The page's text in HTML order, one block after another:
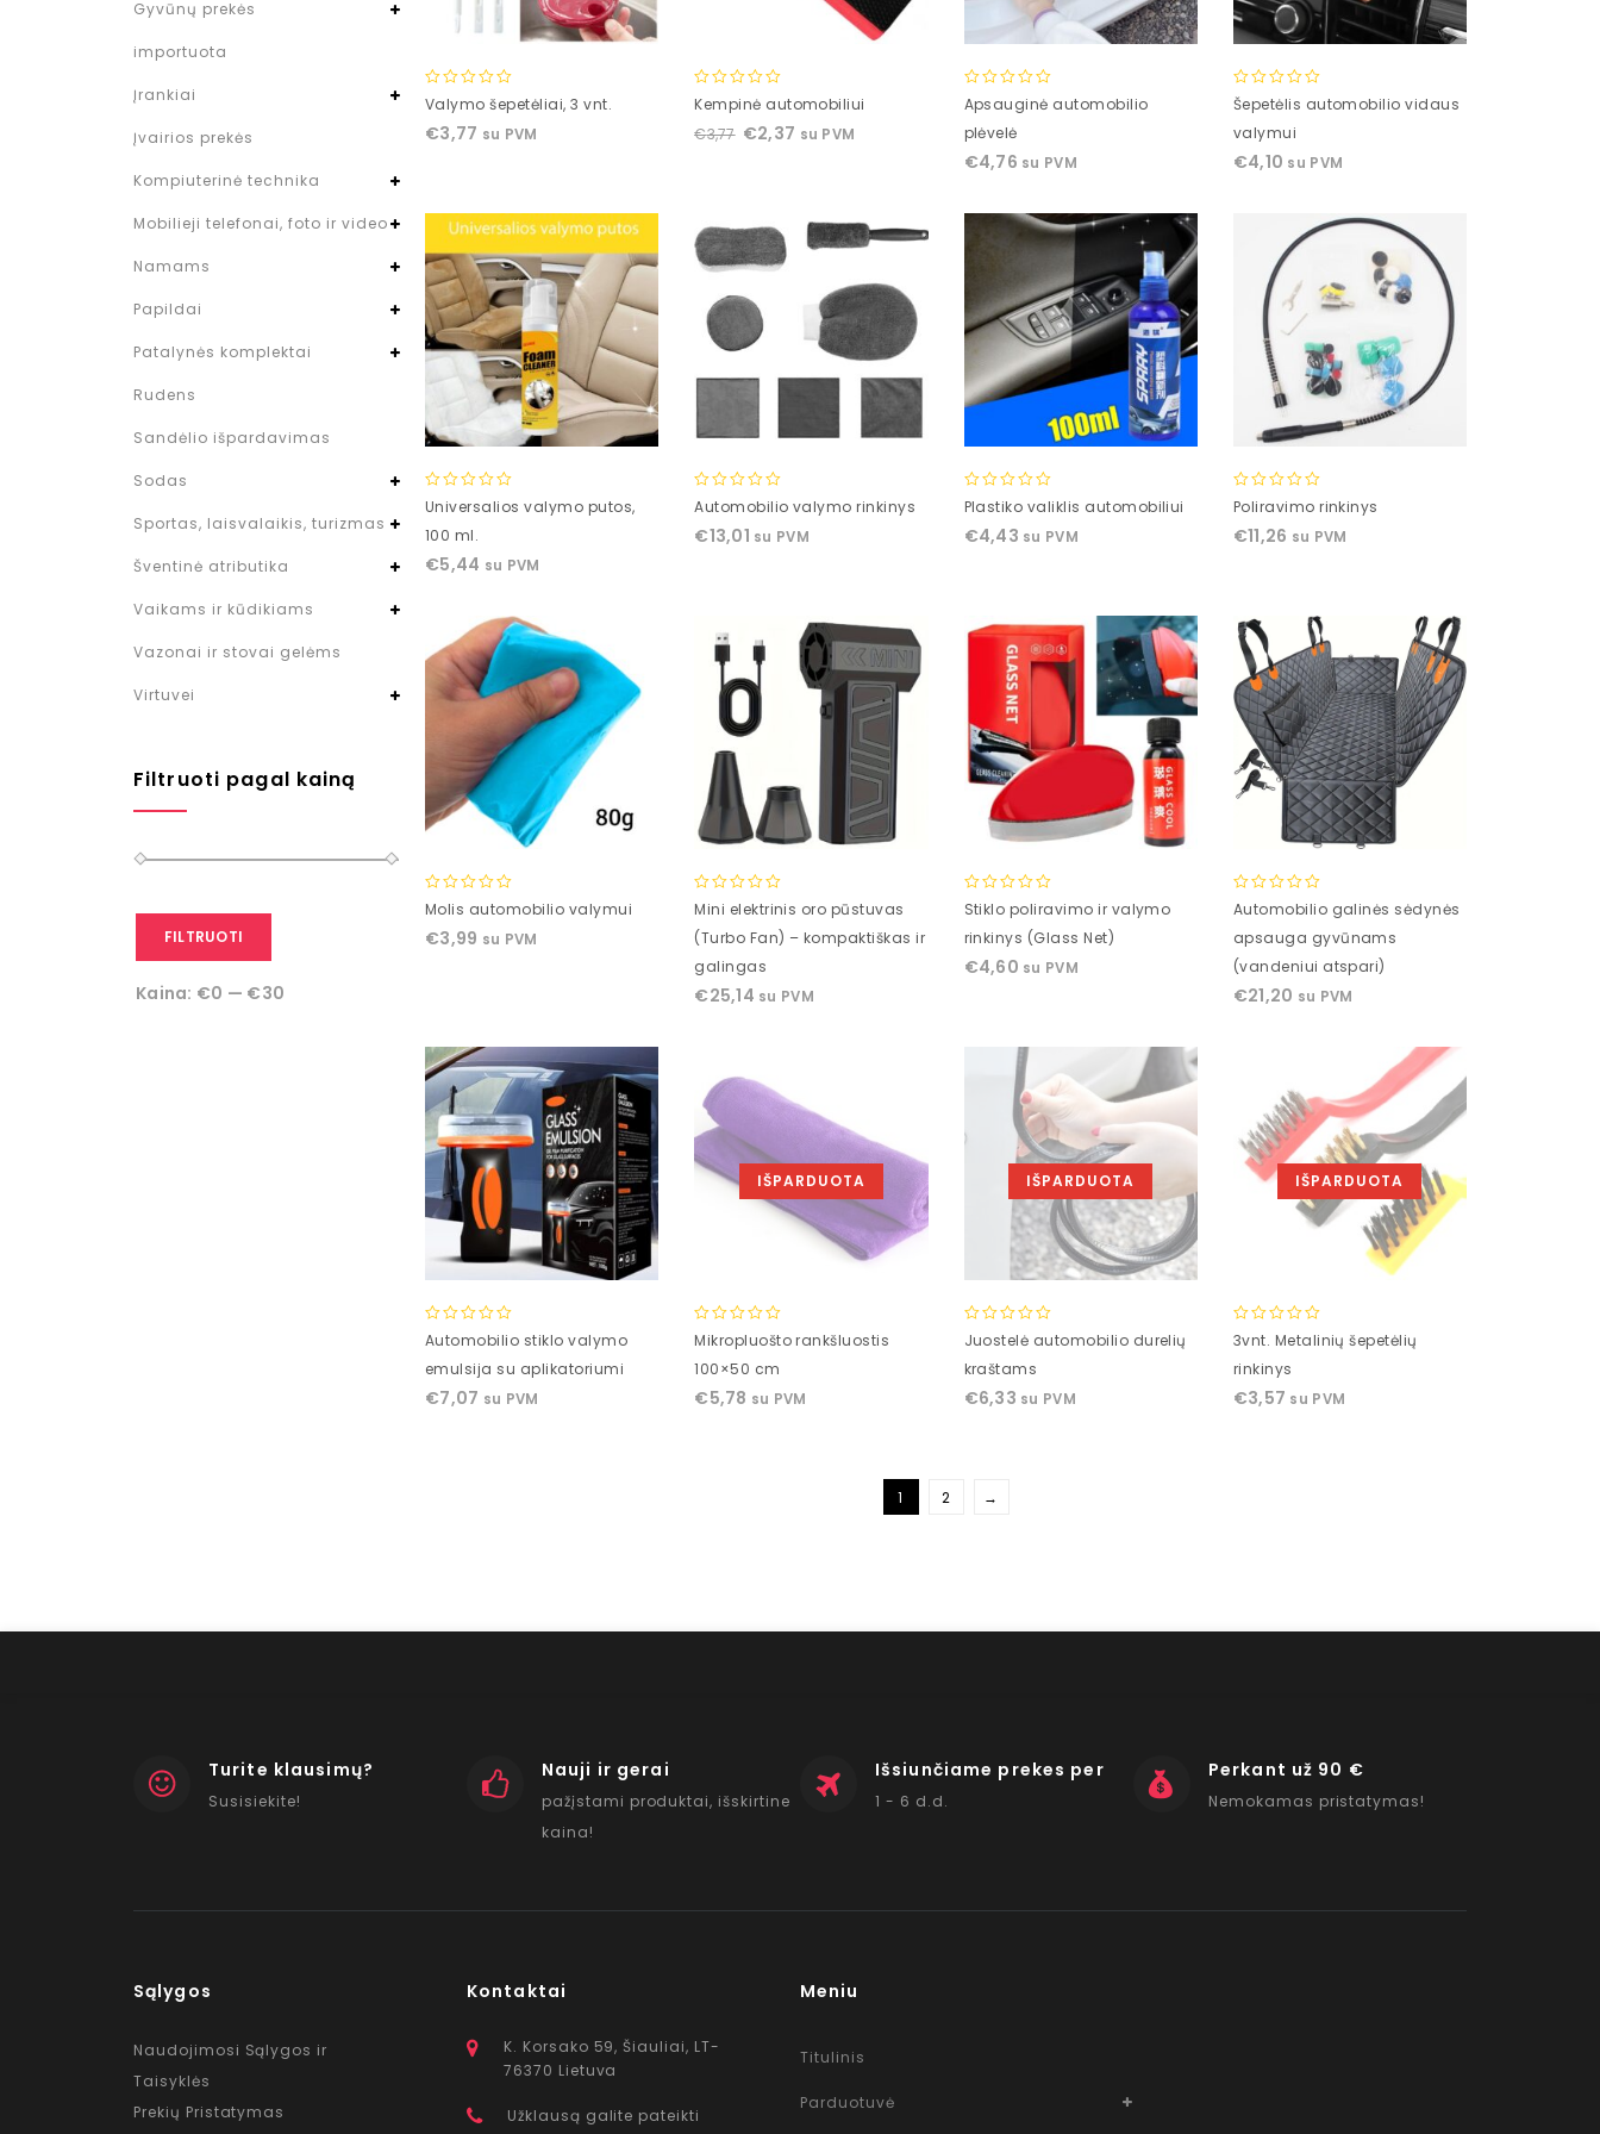
0
of
Valymo šepetėliai, 3 vnt.
€3,77 su PVM
0
of
Kempinė automobiliui
€3,77 €2,37 su PVM
0
of
5
Apsauginė automobilio
plėvelė
€4,76 su PVM
0
of
5
Šepetėlis automobilio vidaus
valymui
€4,10 su PVM
0
of
5
Universalios valymo putos,
100 ml.
€5,44 su PVM
0
of
Automobilio valymo rinkinys
€13,01 su PVM
0
of
Plastiko valiklis automobiliui
€4,43 su PVM
0
of
Poliravimo rinkinys
€11,26 su PVM
0
of
Molis automobilio valymui
€3,99 su PVM
0
of
5
Mini elektrinis oro pūstuvas
(Turbo Fan) – kompaktiškas ir
galingas
€25,14 su PVM
0
of
5
Stiklo poliravimo ir valymo
rinkinys (Glass Net)
€4,60 su PVM
0
of
5
Automobilio galinės sėdynės
apsauga gyvūnams
(vandeniui atspari)
€21,20 su PVM
0
of
5
Automobilio stiklo valymo
emulsija su aplikatoriumi
€7,07 su PVM
IŠPARDUOTA
0
of
5
Mikropluošto rankšluostis
100×50 cm
€5,78 su PVM
IŠPARDUOTA
0
of
5
Juostelė automobilio durelių
kraštams
€6,33 su PVM
IŠPARDUOTA
0
of
5
3vnt. Metalinių šepetėlių
rinkinys
€3,57 su PVM
1 2 →
Gyvūnų prekės
importuota
Įrankiai
Įvairios prekės
Kompiuterinė technika
Mobilieji telefonai, foto ir video
Namams
Papildai
Patalynės komplektai
Rudens
Sandėlio išpardavimas
Sodas
Sportas, laisvalaikis, turizmas
Šventinė atributika
Vaikams ir kūdikiams
Vazonai ir stovai gelėms
Virtuvei
Filtruoti pagal kainą
FILTRUOTI
Kaina: €0 — €30
Turite klausimų?
Susisiekite!
Nauji ir gerai
pažįstami produktai, išskirtine
kaina!
Išsiunčiame prekes per
1 - 6 d.d.
Perkant už 90 €
Nemokamas pristatymas!
Sąlygos
Naudojimosi Sąlygos ir
Taisyklės
Prekių Pristatymas
Kontaktai
K. Korsako 59, Šiauliai, LT-
76370 Lietuva
Užklausą galite pateikti
Meniu
Titulinis
Parduotuvė